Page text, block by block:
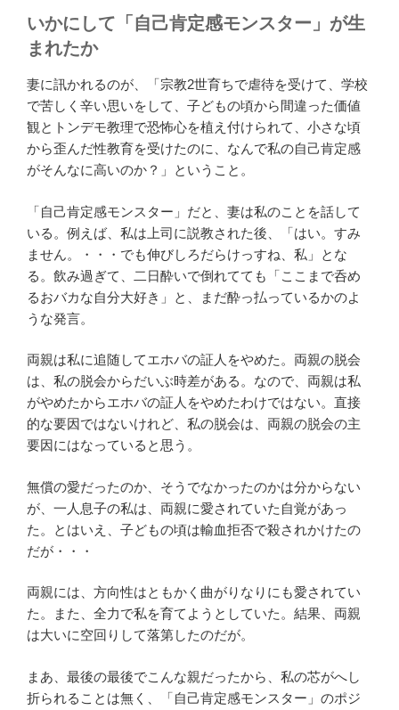
いかにして「自己肯定感モンスター」が生
まれたか
妻に訊かれるのが、「宗教2世育ちで虐待を受けて、学校
で苦しく辛い思いをして、子どもの頃から間違った価値
観とトンデモ教理で恐怖心を植え付けられて、小さな頃
から歪んだ性教育を受けたのに、なんで私の自己肯定感
がそんなに高いのか？」ということ。
「自己肯定感モンスター」だと、妻は私のことを話して
いる。例えば、私は上司に説教された後、「はい。すみ
ません。・・・でも伸びしろだらけっすね、私」とな
る。飲み過ぎて、二日酔いで倒れてても「ここまで呑め
るおバカな自分大好き」と、まだ酔っ払っているかのよ
うな発言。
両親は私に追随してエホバの証人をやめた。両親の脱会
は、私の脱会からだいぶ時差がある。なので、両親は私
がやめたからエホバの証人をやめたわけではない。直接
的な要因ではないけれど、私の脱会は、両親の脱会の主
要因にはなっていると思う。
無償の愛だったのか、そうでなかったのかは分からない
が、一人息子の私は、両親に愛されていた自覚があっ
た。とはいえ、子どもの頃は輸血拒否で殺されかけたの
だが・・・
両親には、方向性はともかく曲がりなりにも愛されてい
た。また、全力で私を育てようとしていた。結果、両親
は大いに空回りして落第したのだが。
まあ、最後の最後でこんな親だったから、私の芯がへし
折られることは無く、「自己肯定感モンスター」のポジ